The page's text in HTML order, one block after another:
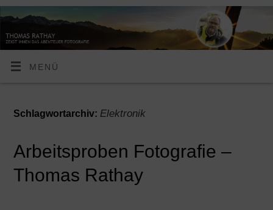
MENÜ
Schlagwortarchiv: Elektronik
Arbeitsproben Fotografie –
Thomas Rathay